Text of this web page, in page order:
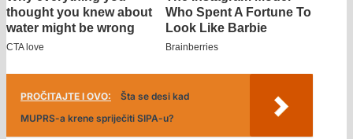
PROČITAJTE I OVO:
Šta se desi kad
MUPRS-a krene spriječiti SIPA-u?